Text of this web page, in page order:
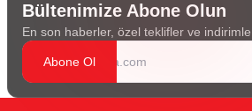
Bültenimize Abone Olun
En son haberler, özel teklifler ve
Abone Ol